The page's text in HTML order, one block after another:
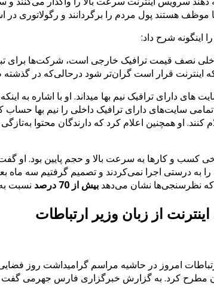
موظف هستند پول مردم را برگردانند و رگولاتوری
شرح داد:
داخلی نصف قیمت ترافیک خارجی است، شرکت‌ها برای
است گران‌تر شود درحالی‌که در گذشته طبق مصوبه هر گیگ اینترنت 3 هزار و
های دارای ترافیک نیم بها میداند. او با اشاره
کسب و کارها به‌ سرعت بالا و حجم پایین بود. او
درستی اجرا نمی‌کردند و تصمیم گرفتیم سه ماه
که نظرسنجی‌ها نشان می‌دهد بیش از 70 درصد نسبت
امروز در حاشیه مراسم گرامیداشت روز
آن مطرح کرد. به گزارش خبرگزاری فارس جهرمی